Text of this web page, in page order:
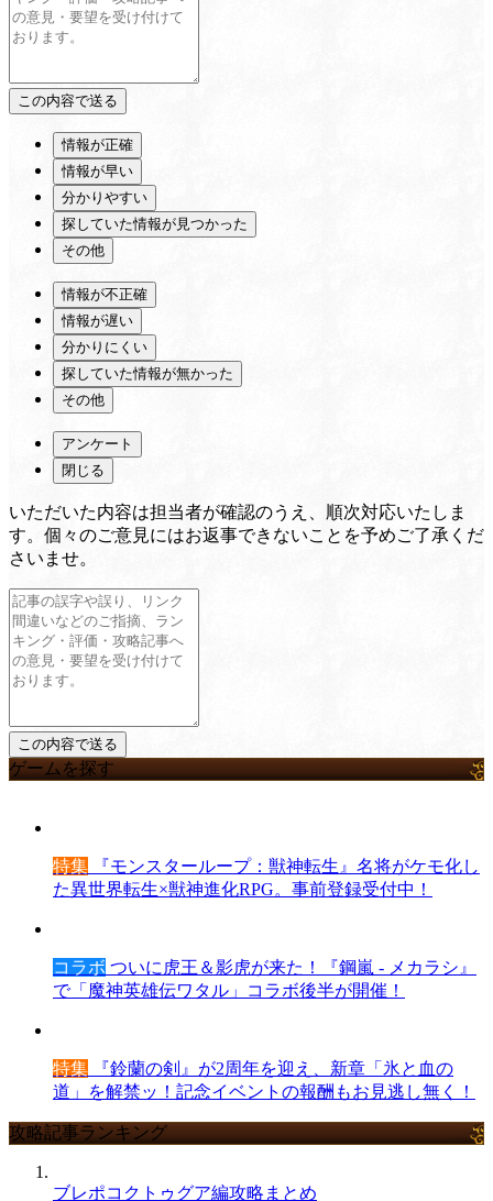
情報が正確
情報が早い
分かりやすい
探していた情報が見つかった
その他
情報が不正確
情報が遅い
分かりにくい
探していた情報が無かった
その他
アンケート
閉じる
いただいた内容は担当者が確認のうえ、順次対応いたしま
す。個々のご意見にはお返事できないことを予めご了承くだ
さいませ。
ゲームを探す
特集 『モンスターループ：獣神転生』名将がケモ化し
た異世界転生×獣神進化RPG。事前登録受付中！
コラボ ついに虎王＆影虎が来た！『鋼嵐 - メカラシ』
で「魔神英雄伝ワタル」コラボ後半が開催！
特集 『鈴蘭の剣』が2周年を迎え、新章「氷と血の
道」を解禁ッ！記念イベントの報酬もお見逃し無く！
攻略記事ランキング
ブレポコクトゥグア編攻略まとめ